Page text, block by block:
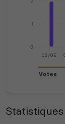
0
1
03/08
Votes